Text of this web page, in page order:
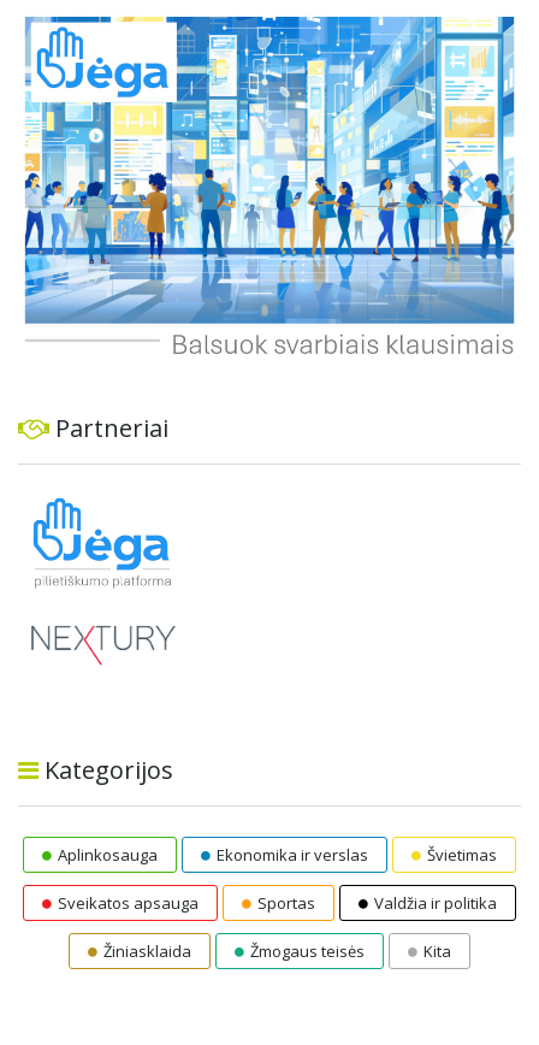
priimtus sprendimus ir planuojamus veiksmus.
Partneriai
Kategorijos
Aplinkosauga Ekonomika ir verslas Švietimas
Sveikatos apsauga Sportas Valdžia ir politika
Žiniasklaida Žmogaus teisės Kita